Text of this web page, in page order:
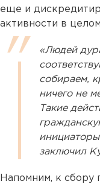
еще и
активности в
«Людей
собираем,
ничего не
Такие
заключил
Напомним, к сбору